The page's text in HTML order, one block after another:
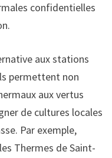
confidentielles
aux stations
permettent non
aux vertus
de cultures locales
Par exemple,
Thermes de Saint-